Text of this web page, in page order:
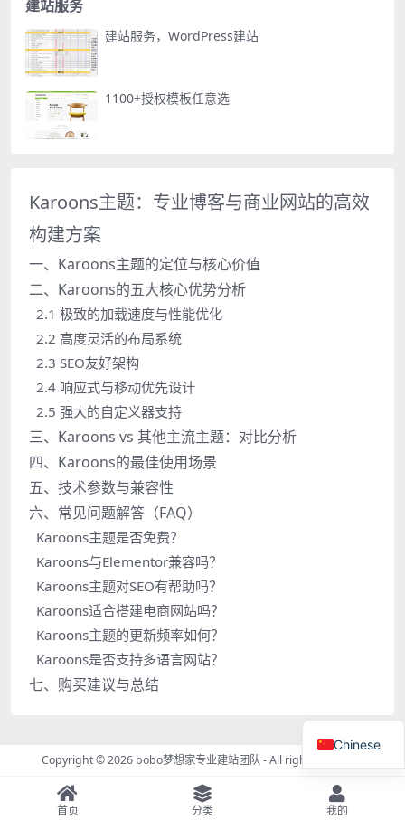
建站服务
建站服务，WordPress建站
1100+授权模板任意选
Karoons主题：专业博客与商业网站的高效
构建方案
一、Karoons主题的定位与核心价值
二、Karoons的五大核心优势分析
2.1 极致的加载速度与性能优化
2.2 高度灵活的布局系统
2.3 SEO友好架构
2.4 响应式与移动优先设计
2.5 强大的自定义器支持
三、Karoons vs 其他主流主题：对比分析
四、Karoons的最佳使用场景
五、技术参数与兼容性
六、常见问题解答（FAQ）
Karoons主题是否免费？
Karoons与Elementor兼容吗？
Karoons主题对SEO有帮助吗？
Karoons适合搭建电商网站吗？
Karoons主题的更新频率如何？
Karoons是否支持多语言网站？
七、购买建议与总结
Copyright © 2026 bobo梦想家专业建站团队- All rights reserved
首页 分类 我的
Chinese